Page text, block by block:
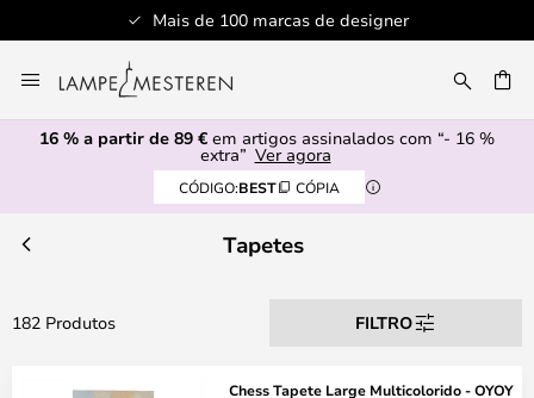
Serviço de atendimento
para
o
Conteúdo
16 % a partir de 89 € em artigos assinalados com “- 16 %
extra” Ver agora
CÓDIGO:BEST CÓPIA
Tapetes
182 Produtos FILTRO
Chess Tapete Large Multicolorido - OYOY